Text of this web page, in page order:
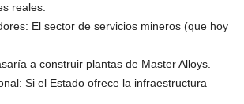
reales:
El sector de servicios mineros (que hoy
a construir plantas de Master Alloys.
Si el Estado ofrece la infraestructura